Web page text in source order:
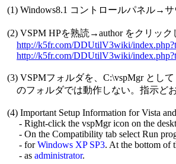
(1) Windows8.1 コントロールパネル→
(2) VSPM HPを熟読→author をクリッ
http://k5fr.com/DDUtilV3wiki/
http://k5fr.com/DDUtilV3wiki/
(3) VSPMフォルダを、C:\vspMgr として
のフォルダでは動作しない。指示ど
(4) Important Setup Information for Vista
- Right-click the vspMgr icon on the
- On the Compatibility tab select Run
      - for
Windows XP SP3. At the bottom of
      - as
administrator.